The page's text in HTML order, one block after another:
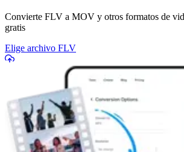
Convierte FLV a MOV y otros formatos de
gratis
Elige archivo FLV